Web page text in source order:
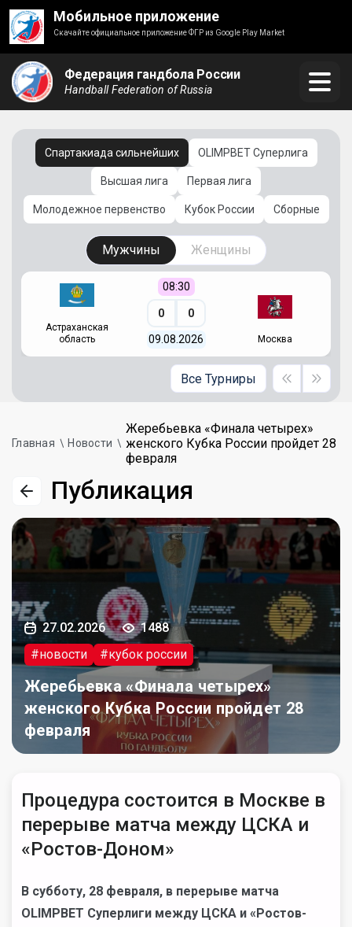
Мобильное приложение
Скачайте официальное приложение ФГР из Google Play Market
Федерация гандбола России
Handball Federation of Russia
Спартакиада сильнейших OLIMPBET Суперлига
Высшая лига Первая лига
Молодежное первенство Кубок России Сборные
Мужчины Женщины
Астраханская
область
08:30
0 0
09.08.2026 Москва
Все Турниры
Главная Новости
Жеребьевка «Финала четырех»
женского Кубка России пройдет 28
февраля
Публикация
27.02.2026
1488
#новости
#кубок россии
Жеребьевка «Финала четырех»
женского Кубка России пройдет 28
февраля
Процедура состоится в Москве в
перерыве матча между ЦСКА и
«Ростов-Доном»
В субботу, 28 февраля, в перерыве матча
OLIMPBET Суперлиги между ЦСКА и «Ростов-